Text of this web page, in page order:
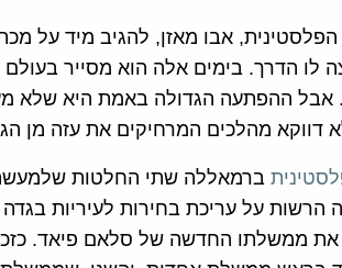
אבו מאזן, להגיב מיד על
לו הדרך. בימים אלה הוא מסייר
אבל ההפתעה הגדולה באמת היא שלא
מהלכים המרחיקים את עזה מן
ברמאללה שתי החלטות
על עריכת בחירות לעיריות
ממשלתו החדשה של סלאם פיאד.